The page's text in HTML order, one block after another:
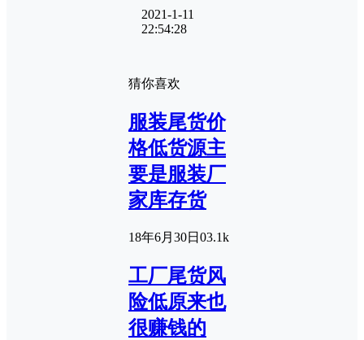
2021-1-11
22:54:28
猜你喜欢
服装尾货价
格低货源主
要是服装厂
家库存货
18年6月30日 03.1k
工厂尾货风
险低原来也
很赚钱的